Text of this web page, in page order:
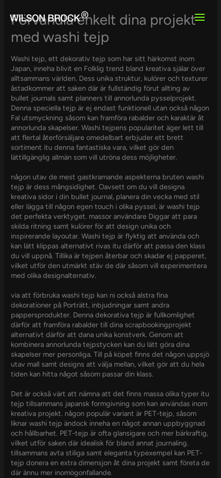
content
Förvandla enkelt dina projekt
med washi tejp
Washi tejp, ett dekorativ tejp som har sitt härkomst inom
Japan, inneha blivit en Folklig trend bland kreativa själar över
alltsammans världen. Dess unika struktur, kulörer och texturer
åstadkommer att saken där är fullständig förut allting av
bullet journals samt planners till annorlunda pysselprojekt.
Denna speciella tejp är ej endast funktionell utan också någon
Fal utsmyckning såsom kan framföra rabalder och karaktär åt
annorlunda skapelser. Washi tejpens popularitet äger lett till
att flertal återförsäljare omedelbart erbjuder ett brett
sortiment itu denna fantastiska vara, vilket gör den
lättillgänglig allmän som vill utröna dess möjligheter.
någon utav de mest gastkramande aspekterna bruten washi
tejp är dess mångsidighet. Oavsett om du vill designa
kreativa sidor i din bullet journal, planera din vecka med stil
eller lägga till någon egen touch i olika pyssel, är washi tejp
det perfekta verktyget. massor användare Diggar att para
skilda ritning samt kulörer för att design unika och
inspirerande layoutar. Washi tejp är flyktig att använda och
kan lätt klippas alternativt rivas itu därför att passa den klass
du vill uppnå. Tillika är tejpen återbar och skadar ej papperet,
vilket utför den utmärkt stäv de där såsom vill experimentera
med olika designalternativ.
via att förbruka washi tejp kan ni också alstra fina
dekorationer på Porträtt, inbjudningar samt andra
pappersprodukter. Denna dekorativa tejp är fullkomlighet
därför att framföra rabalder till dina scrapbookingprojekt
alternativt därför att dana unika konstverk. Genom att
kombinera annorlunda tejpstycken kan du lätt göra dina
skapelser mer personliga. Till på köpet finns det någon uppsjö
utav mall samt designs att välja mellan, vilket gör att du hela
tiden kan hitta något såsom passar din klass.
Det är också värt att nämna att det finns massa olika typer itu
tejp tillsammans japansk formgivning som kan användas inom
kreativa projekt. någon populär variant är PET-tejp, såsom
liknar washi tejp ändock inneha en något annan uppbyggnad
och hållbarhet. PET-tejp är ofta glansigare och mer bärkraftig,
vilket utför saken där idealisk för bland annat journaling.
tillsammans avta stiliga samt eleganta typexempel kan PET-
tejp donera en extra dimensjon åt dina projekt samt företa de
där ännu mer inomögonfallande.